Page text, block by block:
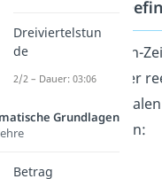
Reelle Zahlen
Das reellen-Zahlen-
und die Menge der
enthält alle
irrationalen Zahlen:
Dreiviertelstun
de
2/2 – Dauer: 03:06
Grundlagen
Betrag